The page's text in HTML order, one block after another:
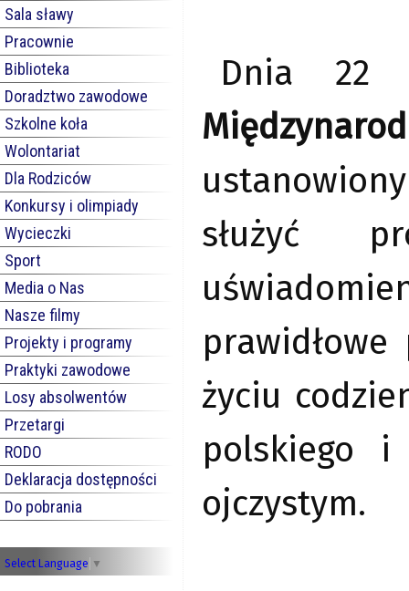
Sala sławy
Pracownie
Biblioteka
Doradztwo zawodowe
Szkolne koła
Wolontariat
Dla Rodziców
Konkursy i olimpiady
Wycieczki
Sport
Media o Nas
Nasze filmy
Projekty i programy
Praktyki zawodowe
Losy absolwentów
Przetargi
RODO
Deklaracja dostępności
Do pobrania
Select Language ▼
Dnia 22
służyć
życiu
polskiego
ojczystym.